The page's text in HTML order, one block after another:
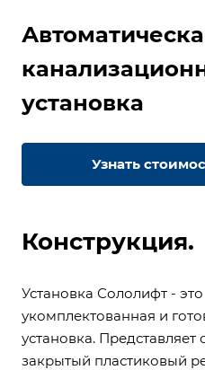
установка
Узнать
Конструкция.
Установка Сололифт -
укомплектованная и
установка.
закрытый пластиковый